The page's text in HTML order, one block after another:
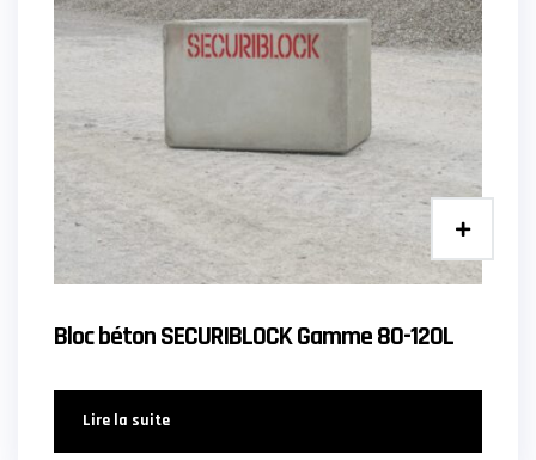
Bloc béton SECURIBLOCK Gamme 80-120L
Lire la suite